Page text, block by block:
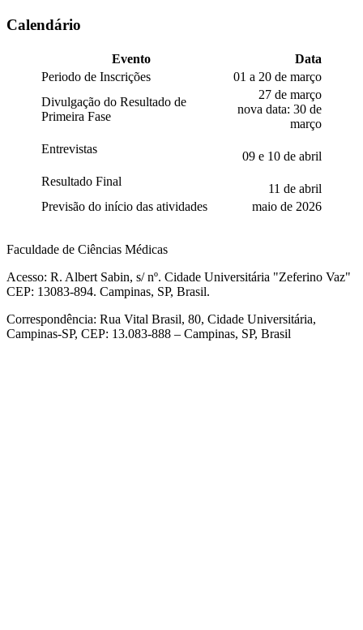
Calendário
Evento
Data
Periodo de Inscrições
01 a 20 de março
Divulgação do Resultado de
Primeira Fase
27 de março
nova data: 30 de
março
Entrevistas
09 e 10 de abril
Resultado Final
11 de abril
Previsão do início das atividades
maio de 2026
Faculdade de Ciências Médicas
Acesso: R. Albert Sabin, s/ nº. Cidade Universitária "Zeferino Vaz"
CEP: 13083-894. Campinas, SP, Brasil.
Correspondência: Rua Vital Brasil, 80, Cidade Universitária,
Campinas-SP, CEP: 13.083-888 – Campinas, SP, Brasil